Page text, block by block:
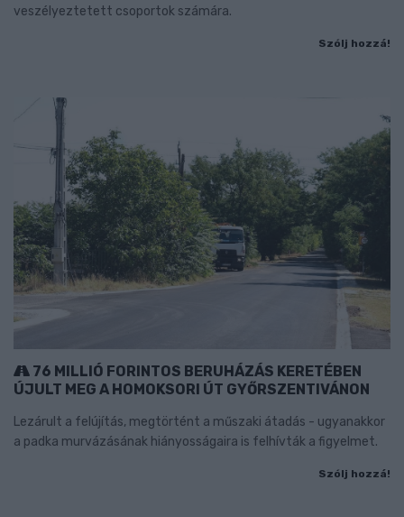
veszélyeztetett csoportok számára.
Szólj hozzá!
76 MILLIÓ FORINTOS BERUHÁZÁS KERETÉBEN
ÚJULT MEG A HOMOKSORI ÚT GYŐRSZENTIVÁNON
Lezárult a felújítás, megtörtént a műszaki átadás - ugyanakkor
a padka murvázásának hiányosságaira is felhívták a figyelmet.
Szólj hozzá!